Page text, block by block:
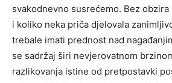
svakodnevno susrećemo. Bez
i koliko neka priča djelovala
trebale imati prednost nad
se sadržaj širi nevjerovatnom
razlikovanja istine od pretpostavki